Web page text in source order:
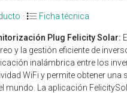
· Ficha técnica
Plug Felicity Solar:
y la gestión eficiente de
inalámbrica entre los
WiFi y permite obtener
mundo. La aplicación